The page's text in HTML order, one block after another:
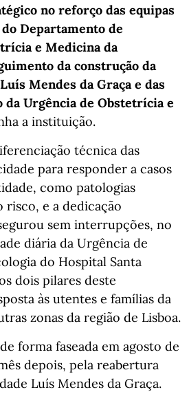
no reforço das equipas
Departamento de
e Medicina da
da construção da
Mendes da Graça e das
da Urgência de Obstetrícia e
a instituição.
técnica das
para responder a casos
como patologias
risco, e a dedicação
sem interrupções, no
diária da Urgência de
do Hospital Santa
dois pilares deste
às utentes e famílias da
zonas da região de Lisboa.
forma faseada em agosto de
depois, pela reabertura
Luís Mendes da Graça.